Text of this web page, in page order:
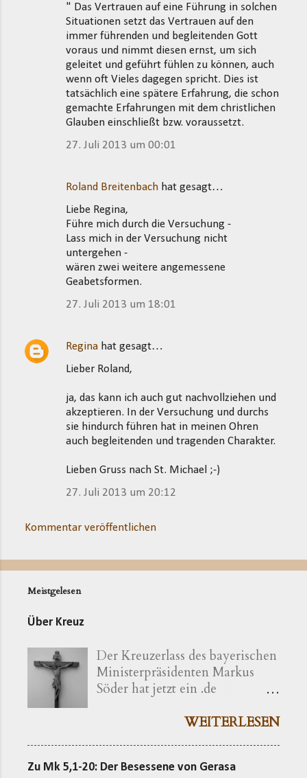
" Das Vertrauen auf eine Führung in solchen
Situationen setzt das Vertrauen auf den
immer führenden und begleitenden Gott
voraus und nimmt diesen ernst, um sich
geleitet und geführt fühlen zu können, auch
wenn oft Vieles dagegen spricht. Dies ist
tatsächlich eine spätere Erfahrung, die schon
gemachte Erfahrungen mit dem christlichen
Glauben einschließt bzw. voraussetzt.
27. Juli 2013 um 00:01
Roland Breitenbach hat gesagt…
Liebe Regina,
Führe mich durch die Versuchung -
Lass mich in der Versuchung nicht
untergehen -
wären zwei weitere angemessene
Geabetsformen.
27. Juli 2013 um 18:01
Regina hat gesagt…
Lieber Roland,
ja, das kann ich auch gut nachvollziehen und
akzeptieren. In der Versuchung und durchs
sie hindurch führen hat in meinen Ohren
auch begleitenden und tragenden Charakter.
Lieben Gruss nach St. Michael ;-)
27. Juli 2013 um 20:12
Kommentar veröffentlichen
Meistgelesen
Über Kreuz
Der Kreuzerlass des bayerischen
Ministerpräsidenten Markus
Söder hat jetzt ein .de
Der Vorgang gibt sich im
erkennen. Die »Ökumenische
WEITERLESEN
Zu Mk 5,1-20: Der Besessene von Gerasa